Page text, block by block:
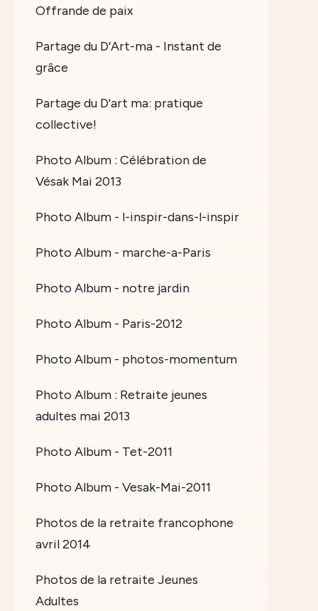
Offrande de paix
Partage du D'Art-ma - Instant de
grâce
Partage du D'art ma: pratique
collective!
Photo Album : Célébration de
Vésak Mai 2013
Photo Album - l-inspir-dans-l-inspir
Photo Album - marche-a-Paris
Photo Album - notre jardin
Photo Album - Paris-2012
Photo Album - photos-momentum
Photo Album : Retraite jeunes
adultes mai 2013
Photo Album - Tet-2011
Photo Album - Vesak-Mai-2011
Photos de la retraite francophone
avril 2014
Photos de la retraite Jeunes
Adultes